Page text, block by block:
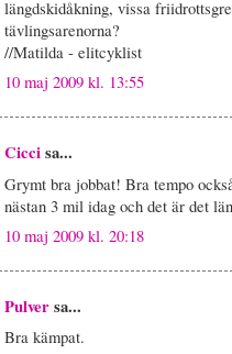
längdskidåkning, vissa
tävlingsarenorna?
//Matilda - elitcyklist
10 maj 2009 kl. 13:55
Ciccisa...
Grymt bra jobbat! Bra tempo
nästan 3 mil idag och det är det
10 maj 2009 kl. 20:18
Pulversa...
Bra kämpat.